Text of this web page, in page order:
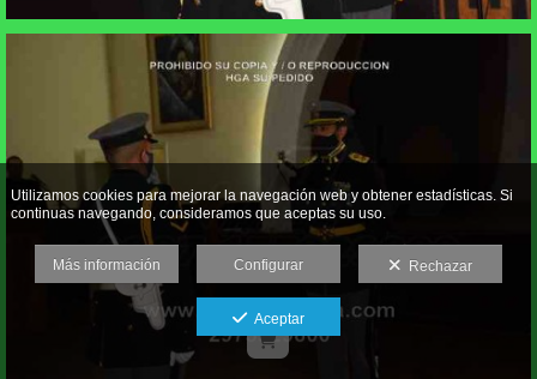
Utilizamos cookies para mejorar la navegación web y obtener estadísticas. Si
continuas navegando, consideramos que aceptas su uso.
Más información Configurar Rechazar
Aceptar